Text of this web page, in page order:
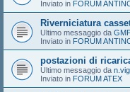
Inviato in FORUM
Riverniciatura
Ultimo messaggio da
Inviato in FORUM
postazioni di
Ultimo messaggio da
Inviato in FORUM ATEX